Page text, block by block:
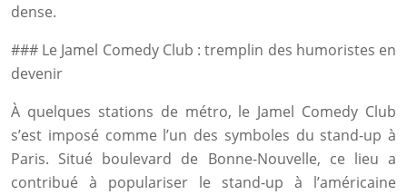
dense.
### Le Jamel Comedy Club : tremplin des humoristes en
devenir
À quelques stations de métro, le Jamel Comedy Club
s’est imposé comme l’un des symboles du stand-up à
Paris. Situé boulevard de Bonne-Nouvelle, ce lieu a
contribué à populariser le stand-up à l’américaine